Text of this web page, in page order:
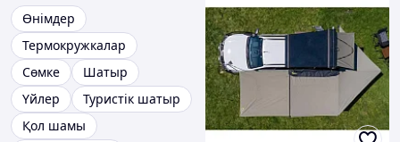
Өнімдер
Термокружкалар
Сөмке
Шатыр
Үйлер
Туристік шатыр
Қол шамы